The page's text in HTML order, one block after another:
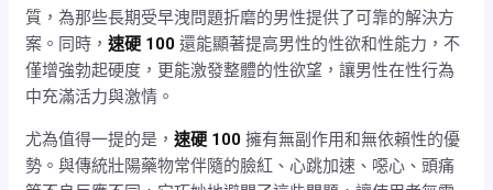
質，為那些長期受早洩問題折磨的男性提供了可靠的解決方
案。同時，速硬 100 還能顯著提高男性的性欲和性能力，不
僅增強勃起硬度，更能激發整體的性欲望，讓男性在性行為
中充滿活力與激情。
尤為值得一提的是，速硬 100 擁有無副作用和無依賴性的優
勢。與傳統壯陽藥物常伴隨的臉紅、心跳加速、噁心、頭痛